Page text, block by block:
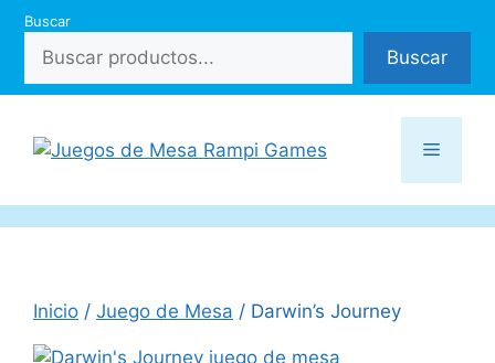
Saltar
contenido
Buscar
Buscar
Menú
Inicio / Juego de Mesa / Darwin’s Journey